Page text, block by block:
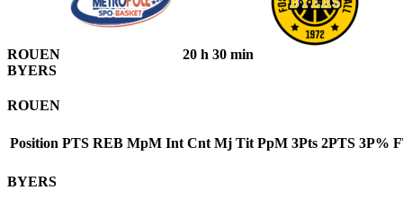
ROUEN
20 h 30 min
BYERS
ROUEN
Position PTS REB MpM Int Cnt Mj Tit PpM 3Pts 2PTS 3P%
BYERS